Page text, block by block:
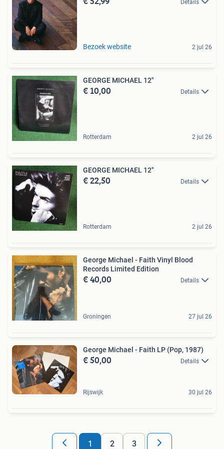
Details
Bezoek website 2 jul 26
GEORGE MICHAEL 12"
€ 10,00 Details
Rotterdam 2 jul 26
GEORGE MICHAEL 12"
€ 22,50 Details
Rotterdam 2 jul 26
George Michael - Faith Vinyl Blood
Records Limited Edition
€ 40,00 Details
Groningen 27 jul 26
George Michael - Faith LP (Pop, 1987)
€ 50,00 Details
Rijswijk 30 jul 26
1 2 3